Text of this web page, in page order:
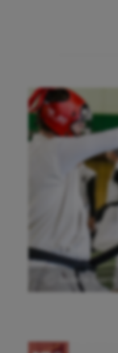
Ⓒ Gazette Sports